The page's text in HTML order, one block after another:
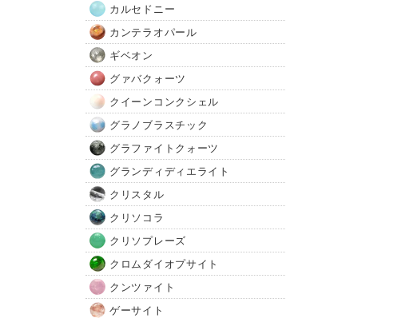
カルセドニー
カンテラオパール
ギベオン
グァバクォーツ
クイーンコンクシェル
グラノブラスチック
グラファイトクォーツ
グランディディエライト
クリスタル
クリソコラ
クリソプレーズ
クロムダイオプサイト
クンツァイト
ゲーサイト